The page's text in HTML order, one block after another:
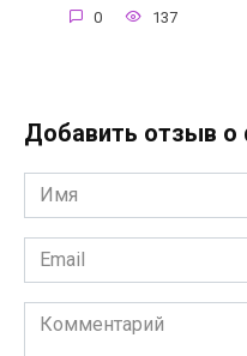
0 137
Добавить отзыв о
Имя
*
Email
*
Комментарий